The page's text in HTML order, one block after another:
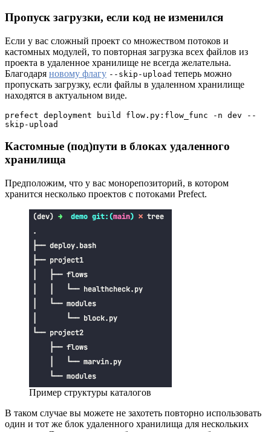
Пропуск загрузки, если код не изменился
Если у вас сложный проект со множеством потоков и
кастомных модулей, то повторная загрузка всех файлов из
проекта в удаленное хранилище не всегда желательна.
Благодаря новому флагу --skip-upload теперь можно
пропускать загрузку, если файлы в удаленном хранилище
находятся в актуальном виде.
prefect deployment build flow.py:flow_func -n dev --
skip-upload
Кастомные (под)пути в блоках удаленного
хранилища
Предположим, что у вас монорепозиторий, в котором
хранится несколько проектов с потоками Prefect.
Пример структуры каталогов
В таком случае вы можете не захотеть повторно использовать
один и тот же блок удаленного хранилища для нескольких